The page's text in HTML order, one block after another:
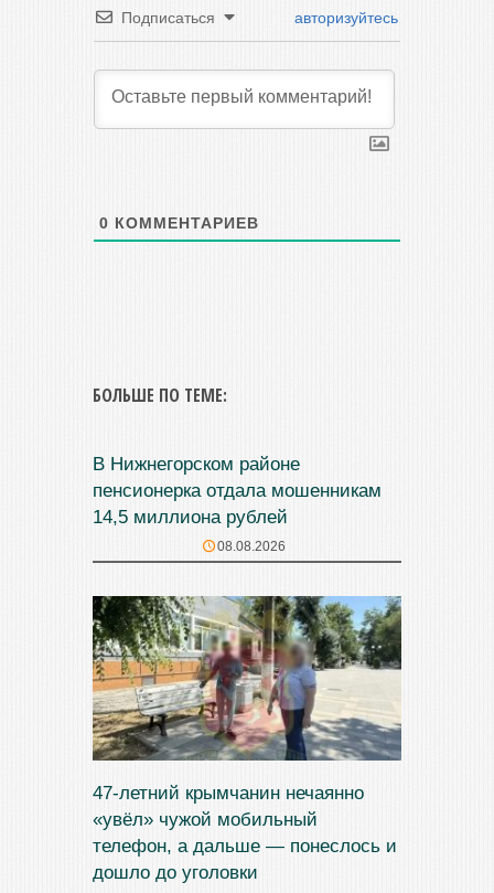
Подписаться авторизуйтесь
0 КОММЕНТАРИЕВ
БОЛЬШЕ ПО ТЕМЕ:
В Нижнегорском районе
пенсионерка отдала мошенникам
14,5 миллиона рублей
08.08.2026
47‑летний крымчанин нечаянно
«увёл» чужой мобильный
телефон, а дальше — понеслось и
дошло до уголовки